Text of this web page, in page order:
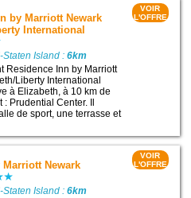
by Marriott Newark
International
Staten Island :6km
Residence Inn by Marriott
Liberty International
à Elizabeth, à 10 km de
: Prudential Center. Il
de sport, une terrasse et
VOIR
L'OFFRE
Newark
Staten Island :6km
VOIR
L'OFFRE